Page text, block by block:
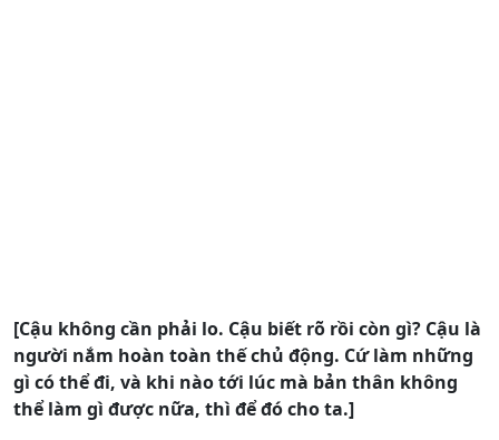
[Cậu không cần phải lo. Cậu biết rõ rồi còn gì? Cậu là
người nắm hoàn toàn thế chủ động. Cứ làm những
gì có thể đi, và khi nào tới lúc mà bản thân không
thể làm gì được nữa, thì để đó cho ta.]